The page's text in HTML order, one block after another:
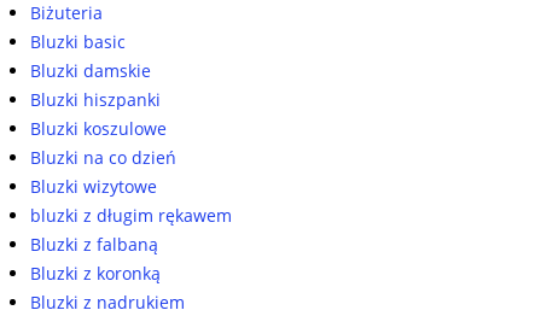
Biżuteria
Bluzki basic
Bluzki damskie
Bluzki hiszpanki
Bluzki koszulowe
Bluzki na co dzień
Bluzki wizytowe
bluzki z długim rękawem
Bluzki z falbaną
Bluzki z koronką
Bluzki z nadrukiem